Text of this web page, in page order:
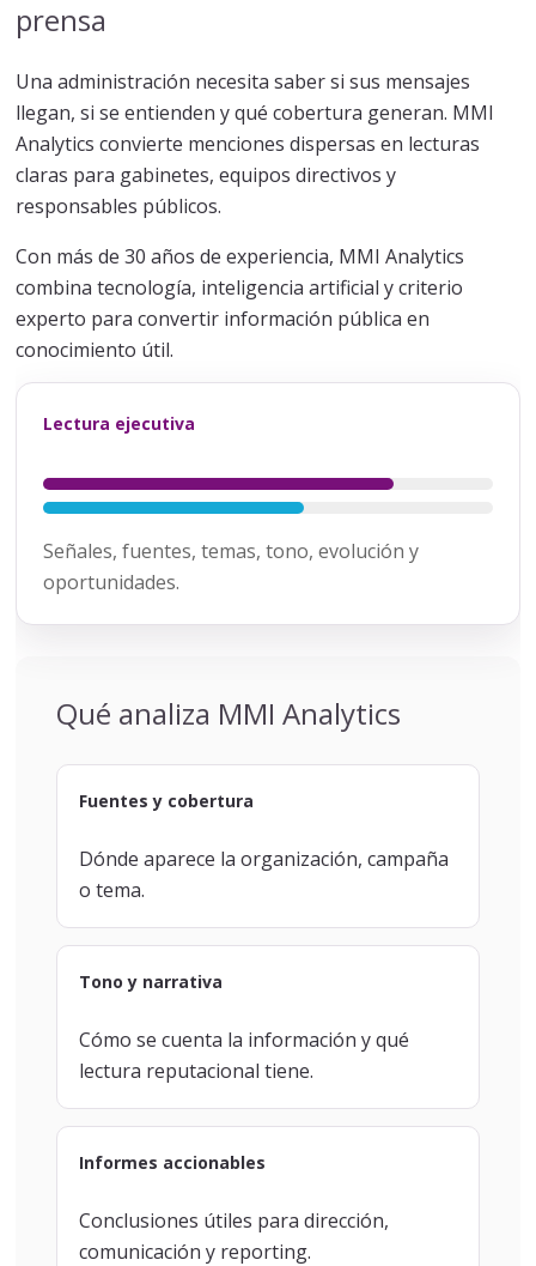
prensa
Una administración necesita saber si sus mensajes
llegan, si se entienden y qué cobertura generan. MMI
Analytics convierte menciones dispersas en lecturas
claras para gabinetes, equipos directivos y
responsables públicos.
Con más de 30 años de experiencia, MMI Analytics
combina tecnología, inteligencia artificial y criterio
experto para convertir información pública en
conocimiento útil.
Lectura ejecutiva
Señales, fuentes, temas, tono, evolución y
oportunidades.
Qué analiza MMI Analytics
Fuentes y cobertura
Dónde aparece la organización, campaña
o tema.
Tono y narrativa
Cómo se cuenta la información y qué
lectura reputacional tiene.
Informes accionables
Conclusiones útiles para dirección,
comunicación y reporting.